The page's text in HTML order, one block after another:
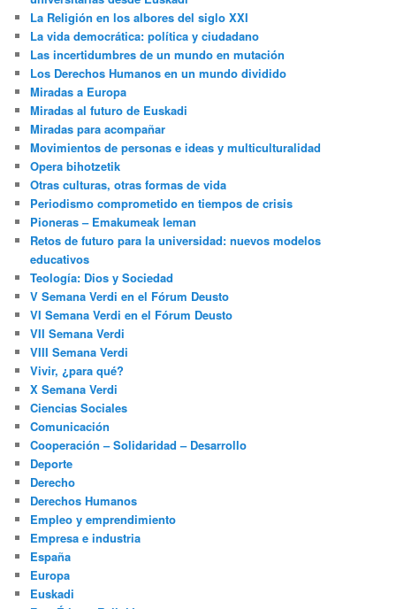
La Religión en los albores del siglo XXI
La vida democrática: política y ciudadano
Las incertidumbres de un mundo en mutación
Los Derechos Humanos en un mundo dividido
Miradas a Europa
Miradas al futuro de Euskadi
Miradas para acompañar
Movimientos de personas e ideas y multiculturalidad
Opera bihotzetik
Otras culturas, otras formas de vida
Periodismo comprometido en tiempos de crisis
Pioneras – Emakumeak leman
Retos de futuro para la universidad: nuevos modelos
educativos
Teología: Dios y Sociedad
V Semana Verdi en el Fórum Deusto
VI Semana Verdi en el Fórum Deusto
VII Semana Verdi
VIII Semana Verdi
Vivir, ¿para qué?
X Semana Verdi
Ciencias Sociales
Comunicación
Cooperación – Solidaridad – Desarrollo
Deporte
Derecho
Derechos Humanos
Empleo y emprendimiento
Empresa e industria
España
Europa
Euskadi